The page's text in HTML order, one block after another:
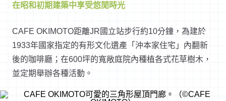
在昭和初期建築中享受悠閒時光
CAFE OKIMOTO距離JR國立站步行約10分鐘，為建於
1933年國家指定的有形文化遺產「沖本家住宅」內翻新
後的咖啡廳；在600坪的寬敞庭院內種植各式花草樹木，
並定期舉辦各種活動。